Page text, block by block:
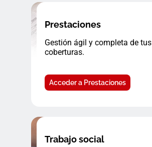
Prestaciones
Gestión ágil y completa de tus
coberturas.
Acceder a Prestaciones
Trabajo social